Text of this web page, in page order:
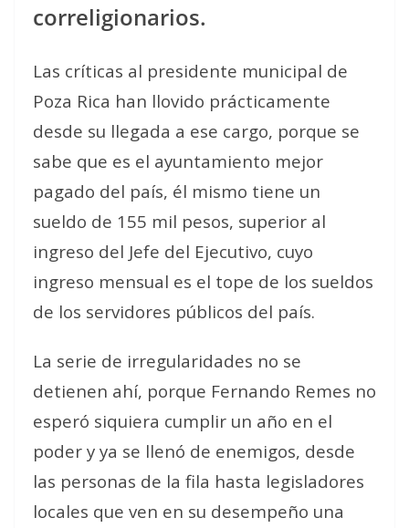
correligionarios.
Las críticas al presidente municipal de
Poza Rica han llovido prácticamente
desde su llegada a ese cargo, porque se
sabe que es el ayuntamiento mejor
pagado del país, él mismo tiene un
sueldo de 155 mil pesos, superior al
ingreso del Jefe del Ejecutivo, cuyo
ingreso mensual es el tope de los sueldos
de los servidores públicos del país.
La serie de irregularidades no se
detienen ahí, porque Fernando Remes no
esperó siquiera cumplir un año en el
poder y ya se llenó de enemigos, desde
las personas de la fila hasta legisladores
locales que ven en su desempeño una